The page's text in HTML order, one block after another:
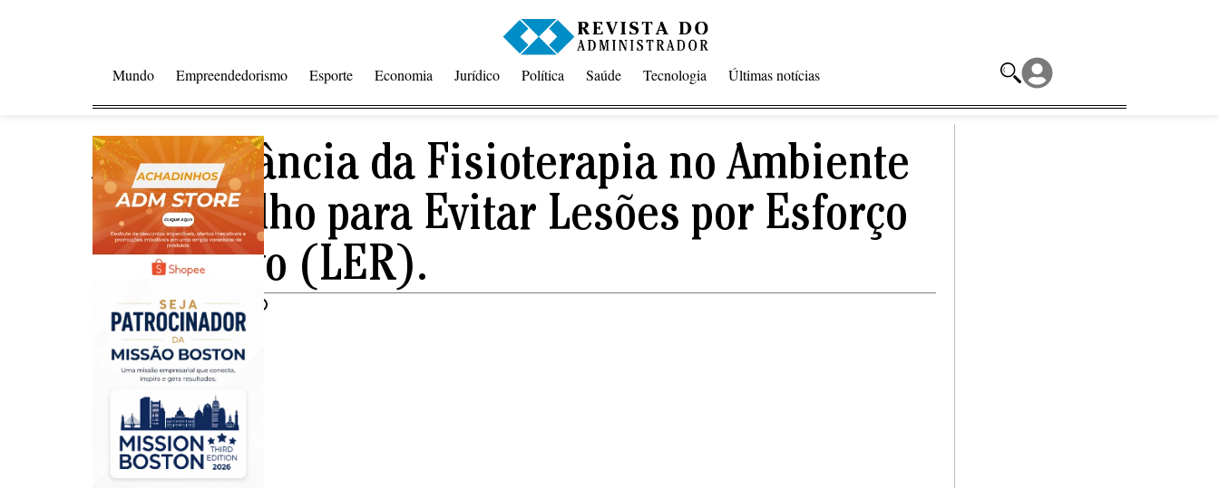
Mundo Empreendedorismo Esporte Economia Jurídico Política Saúde Tecnologia Últimas notícias
A Importância da Fisioterapia no Ambiente
de Trabalho para Evitar Lesões por Esforço
Repetitivo (LER).
Compartilhar notícia